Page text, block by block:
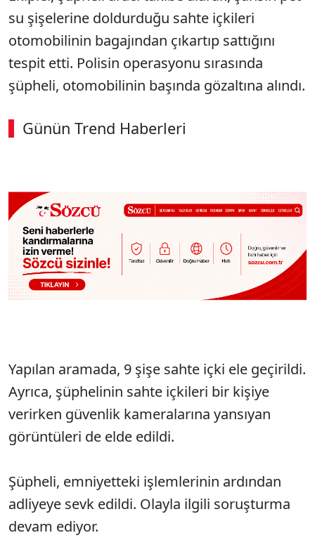
su şişelerine doldurduğu sahte içkileri
otomobilinin bagajından çıkartıp sattığını
tespit etti. Polisin operasyonu sırasında
şüpheli, otomobilinin başında gözaltına alındı.
Günün Trend Haberleri
Yapılan aramada, 9 şişe sahte içki ele geçirildi.
Ayrıca, şüphelinin sahte içkileri bir kişiye
verirken güvenlik kameralarına yansıyan
görüntüleri de elde edildi.
Şüpheli, emniyetteki işlemlerinin ardından
adliyeye sevk edildi. Olayla ilgili soruşturma
devam ediyor.